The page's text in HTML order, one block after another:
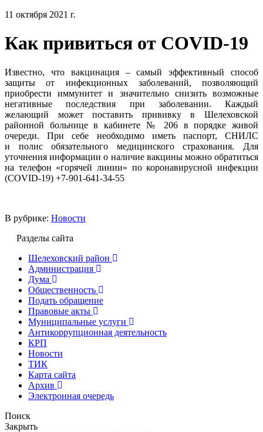
11 октября 2021 г.
Как привиться от COVID-19
Известно, что вакцинация – самый эффективный способ
защиты от инфекционных заболеваний, позволяющий
приобрести иммунитет и значительно снизить возможные
негативные последствия при заболевании. Каждый
желающий может поставить прививку в Шелеховской
районной больнице в кабинете № 206 в порядке живой
очереди. При себе необходимо иметь паспорт, СНИЛС
и полис обязательного медицинского страхования. Для
уточнения информации о наличие вакцины можно обратиться
на телефон «горячей линии» по коронавирусной инфекции
(COVID-19) +7-901-641-34-55
В рубрике: Новости
Разделы сайта
Шелеховский район
Администрация
Дума
Общественность
Подать обращение
Правовые акты
Муниципальные услуги
Антикоррупционная деятельность
КРП
Новости
ТИК
Карта сайта
Архив
Электронная очередь
Поиск
Закрыть